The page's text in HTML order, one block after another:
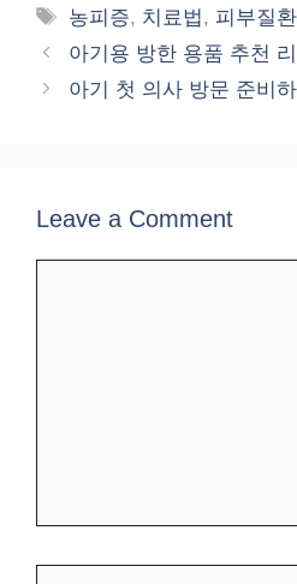
Tags
농피증, 치료법, 피부질환
아기용 방한 용품 추천
아기 첫 의사 방문 준비
Leave a Comment